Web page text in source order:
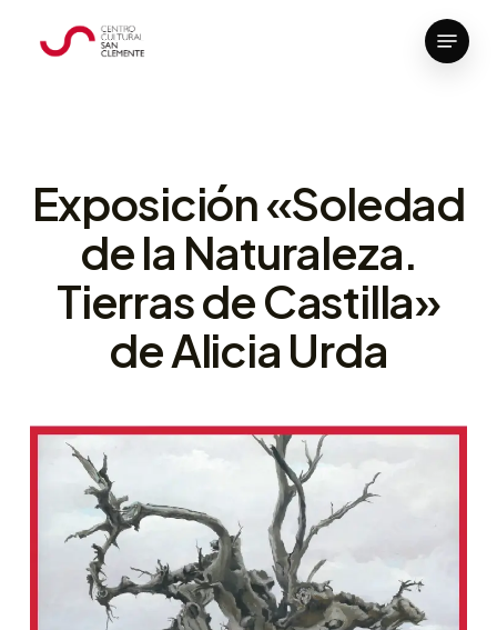
Menu
Exposición «Soledad
de la Naturaleza.
Tierras de Castilla»
de Alicia Urda
Close